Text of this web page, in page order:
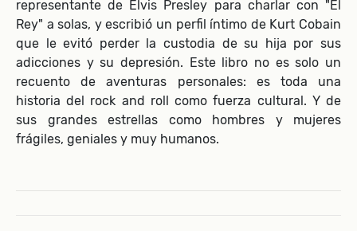
representante de Elvis Presley para charlar con "El
Rey" a solas, y escribió un perfil íntimo de Kurt Cobain
que le evitó perder la custodia de su hija por sus
adicciones y su depresión. Este libro no es solo un
recuento de aventuras personales: es toda una
historia del rock and roll como fuerza cultural. Y de
sus grandes estrellas como hombres y mujeres
frágiles, geniales y muy humanos.